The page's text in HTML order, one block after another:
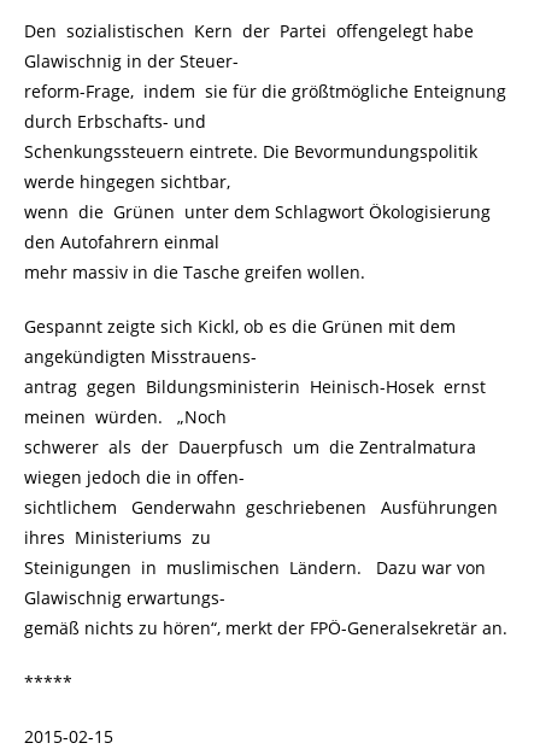
Den sozialistischen Kern der Partei offengelegt habe
Glawischnig in der Steuer-
reform-Frage, indem sie für die größtmögliche Enteignung
durch Erbschafts- und
Schenkungssteuern eintrete. Die Bevormundungspolitik
werde hingegen sichtbar,
wenn die Grünen unter dem Schlagwort Ökologisierung
den Autofahrern einmal
mehr massiv in die Tasche greifen wollen.
Gespannt zeigte sich Kickl, ob es die Grünen mit dem
angekündigten Misstrauens-
antrag gegen Bildungsministerin Heinisch-Hosek ernst
meinen würden. „Noch
schwerer als der Dauerpfusch um die Zentralmatura
wiegen jedoch die in offen-
sichtlichem Genderwahn geschriebenen Ausführungen
ihres Ministeriums zu
Steinigungen in muslimischen Ländern. Dazu war von
Glawischnig erwartungs-
gemäß nichts zu hören“, merkt der FPÖ-Generalsekretär an.
*****
2015-02-15